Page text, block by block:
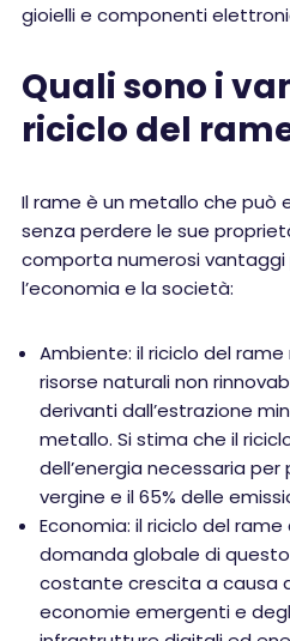
gioielli e componenti
Quali sono i
riciclo del
Il rame è un metallo che può
senza perdere le sue
comporta numerosi vantaggi
l’economia e la società:
Ambiente: il riciclo del
risorse naturali non
derivanti dall’estrazione
metallo. Si stima che il
dell’energia necessaria
vergine e il 65% delle
Economia: il riciclo del
domanda globale di
costante crescita a causa
economie emergenti e